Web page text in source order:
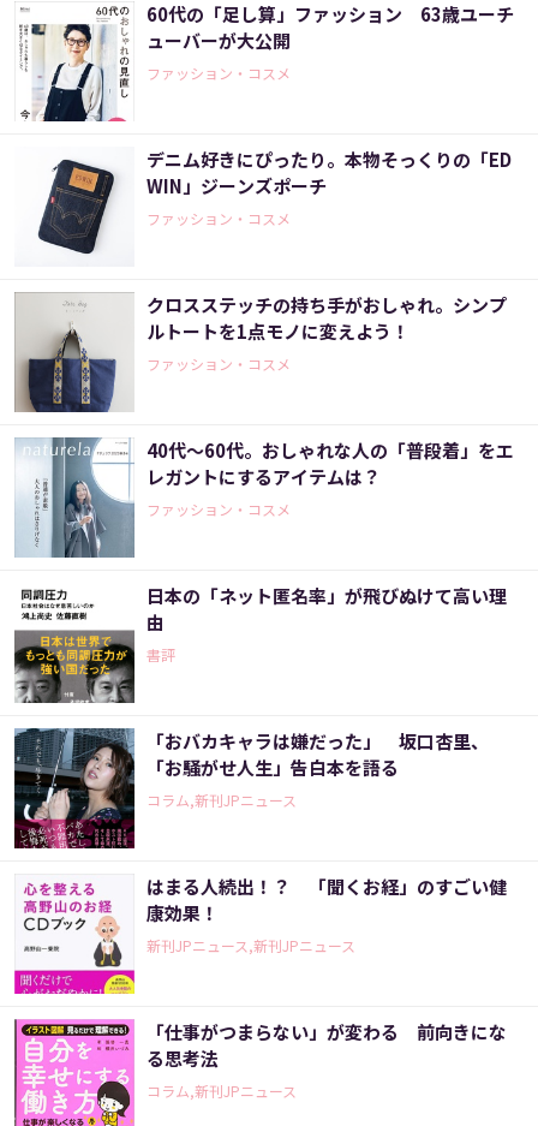
60代の「足し算」ファッション 63歳ユーチ
ューバーが大公開
ファッション・コスメ
デニム好きにぴったり。本物そっくりの「ED
WIN」ジーンズポーチ
ファッション・コスメ
クロスステッチの持ち手がおしゃれ。シンプ
ルトートを1点モノに変えよう！
ファッション・コスメ
40代～60代。おしゃれな人の「普段着」をエ
レガントにするアイテムは？
ファッション・コスメ
日本の「ネット匿名率」が飛びぬけて高い理
由
書評
「おバカキャラは嫌だった」 坂口杏里、
「お騒がせ人生」告白本を語る
コラム,新刊JPニュース
はまる人続出！？ 「聞くお経」のすごい健
康効果！
新刊JPニュース,新刊JPニュース
「仕事がつまらない」が変わる 前向きにな
る思考法
コラム,新刊JPニュース